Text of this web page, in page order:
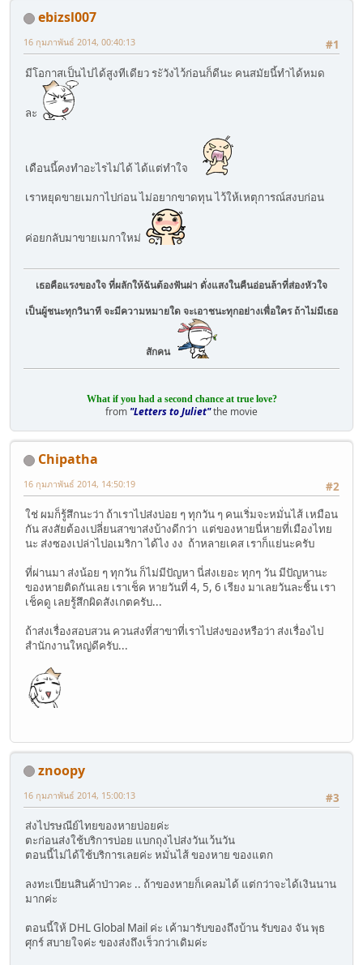
ebizsl007
#1
16 กุมภาพันธ์ 2014, 00:40:13
มีโอกาสเป็นไปได้สูงทีเดียว ระัวังไว้ก่อนก็ดีนะ คนสมัยนี้ทำได้หมด
ละ
เดือนนี้คงทำอะไรไม่ได้ ได้แต่ทำใจ
เราหยุดขายเมกาไปก่อน ไม่อยากขาดทุน ไว้ให้เหตุการณ์สงบก่อน
ค่อยกลับมาขายเมกาใหม่
เธอคือแรงของใจ ที่ผลักให้ฉันต้องฟันผ่า ดั่งแสงในคืนอ่อนล้าที่ส่องหัวใจ
เป็นผู้ชนะทุกวินาที จะมีความหมายใด จะเอาชนะทุกอย่างเพื่อใคร ถ้าไม่มีเธอ
สักคน
What if you had a second chance at true love?
from "Letters to Juliet"the movie
Chipatha
#2
16 กุมภาพันธ์ 2014, 14:50:19
ใช่ ผมก็รู้สึกนะว่า ถ้าเราไปส่งบ่อย ๆ ทุกวัน ๆ คนเริ่มจะหมั่นไส้ เหมือน
กัน สงสัยต้องเปลี่ยนสาขาส่งบ้างดีกว่า แต่ของหายนี่หายที่เมืองไทย
นะ ส่งซองเปล่าไปอเมริกา ได้ไง งง ถ้าหลายเคส เราก็แย่นะครับ
ที่ผ่านมา ส่งน้อย ๆ ทุกวัน ก็ไม่มีปัญหา นี่ส่งเยอะ ทุกๆ วัน มีปัญหานะ
ของหายติดกันเลย เราเช็ค หายวันที่ 4, 5, 6 เรียง มาเลยวันละชิ้น เรา
เช็คดู เลยรู้สึกผิดสังเกตครับ...
ถ้าส่งเรื่องสอบสวน ควนส่งที่สาขาที่เราไปส่งของหรือว่า ส่งเรื่องไป
สำนักงานใหญ่ดีครับ...
znoopy
#3
16 กุมภาพันธ์ 2014, 15:00:13
ส่งไปรษณีย์ไทยของหายบ่อยค่ะ
ตะก่อนส่งใช้บริการบ่อย แบกถุงไปส่งวันเว้นวัน
ตอนนี้ไม่ได้ใช้บริการเลยค่ะ หมั่นไส้ ของหาย ของแตก
ลงทะเบียนสินค้าป่าวคะ .. ถ้าของหายก็เคลมได้ แต่กว่าจะได้เงินนาน
มากค่ะ
ตอนนี้ให้ DHL Global Mail ค่ะ เค้ามารับของถึงบ้าน รับของ จัน พุธ
ศุกร์ สบายใจค่ะ ของส่งถึงเร็วกว่าเดิมค่ะ